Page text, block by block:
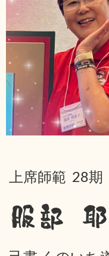
上席師範 28期
服部